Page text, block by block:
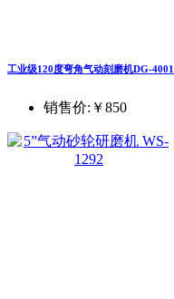
工业级120度弯角气动刻磨机DG-4001
销售价: ￥850